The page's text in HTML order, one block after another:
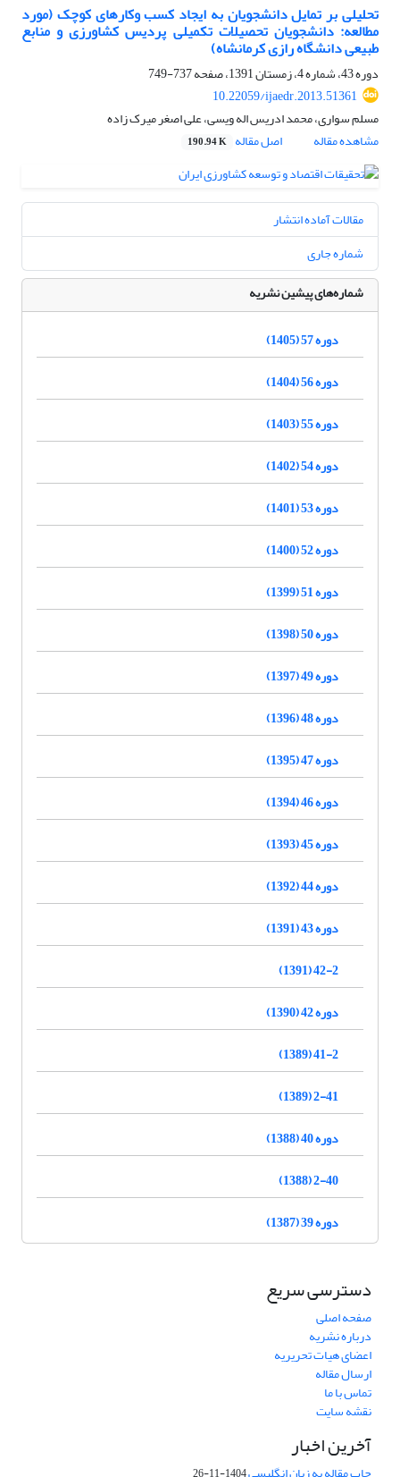
تحلیلی بر تمایل دانشجویان به ایجاد کسب وکارهای کوچک (مورد
مطالعه: دانشجویان تحصیلات تکمیلی پردیس کشاورزی و منابع
طبیعی دانشگاه رازی کرمانشاه)
دوره 43، شماره 4، زمستان 1391، صفحه
737-749
10.22059/ijaedr.2013.51361
مسلم سواری، محمد ادریس اله ویسی، علی اصغر میرک زاده
مشاهده مقاله
اصل مقاله 190.94 K
مقالات آماده انتشار
شماره جاری
شماره‌های پیشین نشریه
دوره 57 (1405)
دوره 56 (1404)
دوره 55 (1403)
دوره 54 (1402)
دوره 53 (1401)
دوره 52 (1400)
دوره 51 (1399)
دوره 50 (1398)
دوره 49 (1397)
دوره 48 (1396)
دوره 47 (1395)
دوره 46 (1394)
دوره 45 (1393)
دوره 44 (1392)
دوره 43 (1391)
42-2 (1391)
دوره 42 (1390)
41-2 (1389)
2-41 (1389)
دوره 40 (1388)
2-40 (1388)
دوره 39 (1387)
دسترسی سریع
صفحه اصلی
درباره نشریه
اعضای هیات تحریریه
ارسال مقاله
تماس با ما
نقشه سایت
آخرین اخبار